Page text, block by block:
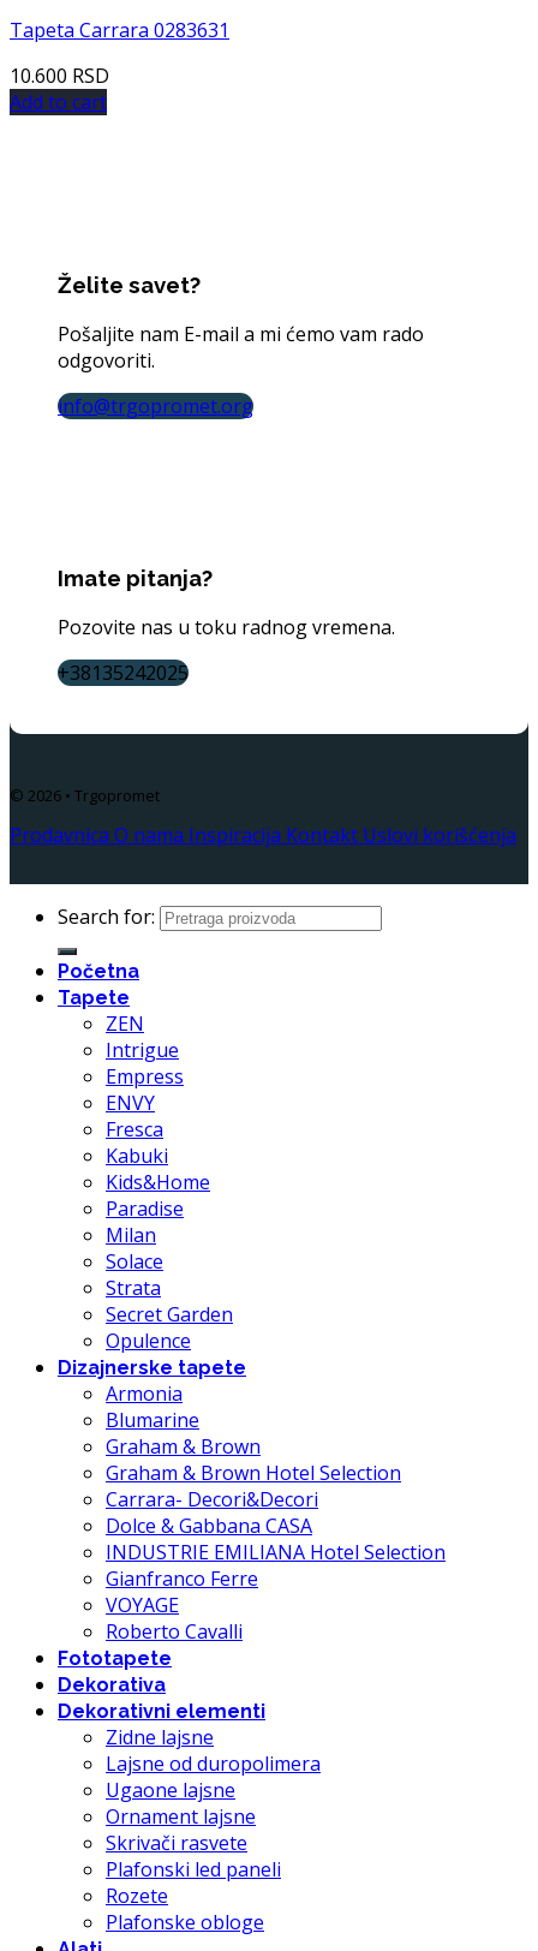
Tapeta Carrara 0283631
10.600 RSD
Add to cart
Želite savet?
Pošaljite nam E-mail a mi ćemo vam rado
odgovoriti.
info@trgopromet.org
Imate pitanja?
Pozovite nas u toku radnog vremena.
+38135242025
© 2026 • Trgopromet
Prodavnica O nama Inspiracija Kontakt Uslovi korišćenja
Search for:
Početna
Tapete
ZEN
Intrigue
Empress
ENVY
Fresca
Kabuki
Kids&Home
Paradise
Milan
Solace
Strata
Secret Garden
Opulence
Dizajnerske tapete
Armonia
Blumarine
Graham & Brown
Graham & Brown Hotel Selection
Carrara- Decori&Decori
Dolce & Gabbana CASA
INDUSTRIE EMILIANA Hotel Selection
Gianfranco Ferre
VOYAGE
Roberto Cavalli
Fototapete
Dekorativa
Dekorativni elementi
Zidne lajsne
Lajsne od duropolimera
Ugaone lajsne
Ornament lajsne
Skrivači rasvete
Plafonski led paneli
Rozete
Plafonske obloge